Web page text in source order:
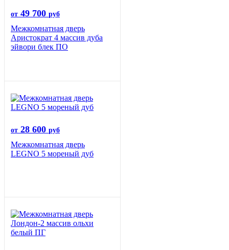
от 49 700 руб
Межкомнатная дверь
Аристократ 4 массив дуба
эйвори блек ПО
от 28 600 руб
Межкомнатная дверь
LEGNO 5 мореный дуб